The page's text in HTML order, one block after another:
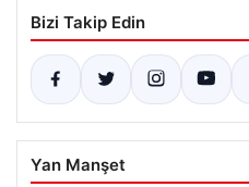
Bizi Takip Edin
Yan Manşet